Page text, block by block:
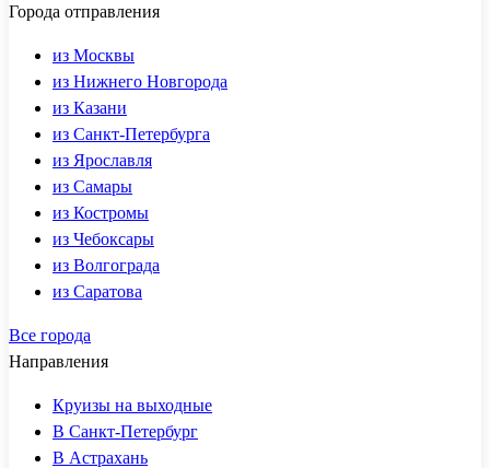
Города отправления
из Москвы
из Нижнего Новгорода
из Казани
из Санкт-Петербурга
из Ярославля
из Самары
из Костромы
из Чебоксары
из Волгограда
из Саратова
Все города
Направления
Круизы на выходные
В Санкт-Петербург
В Астрахань